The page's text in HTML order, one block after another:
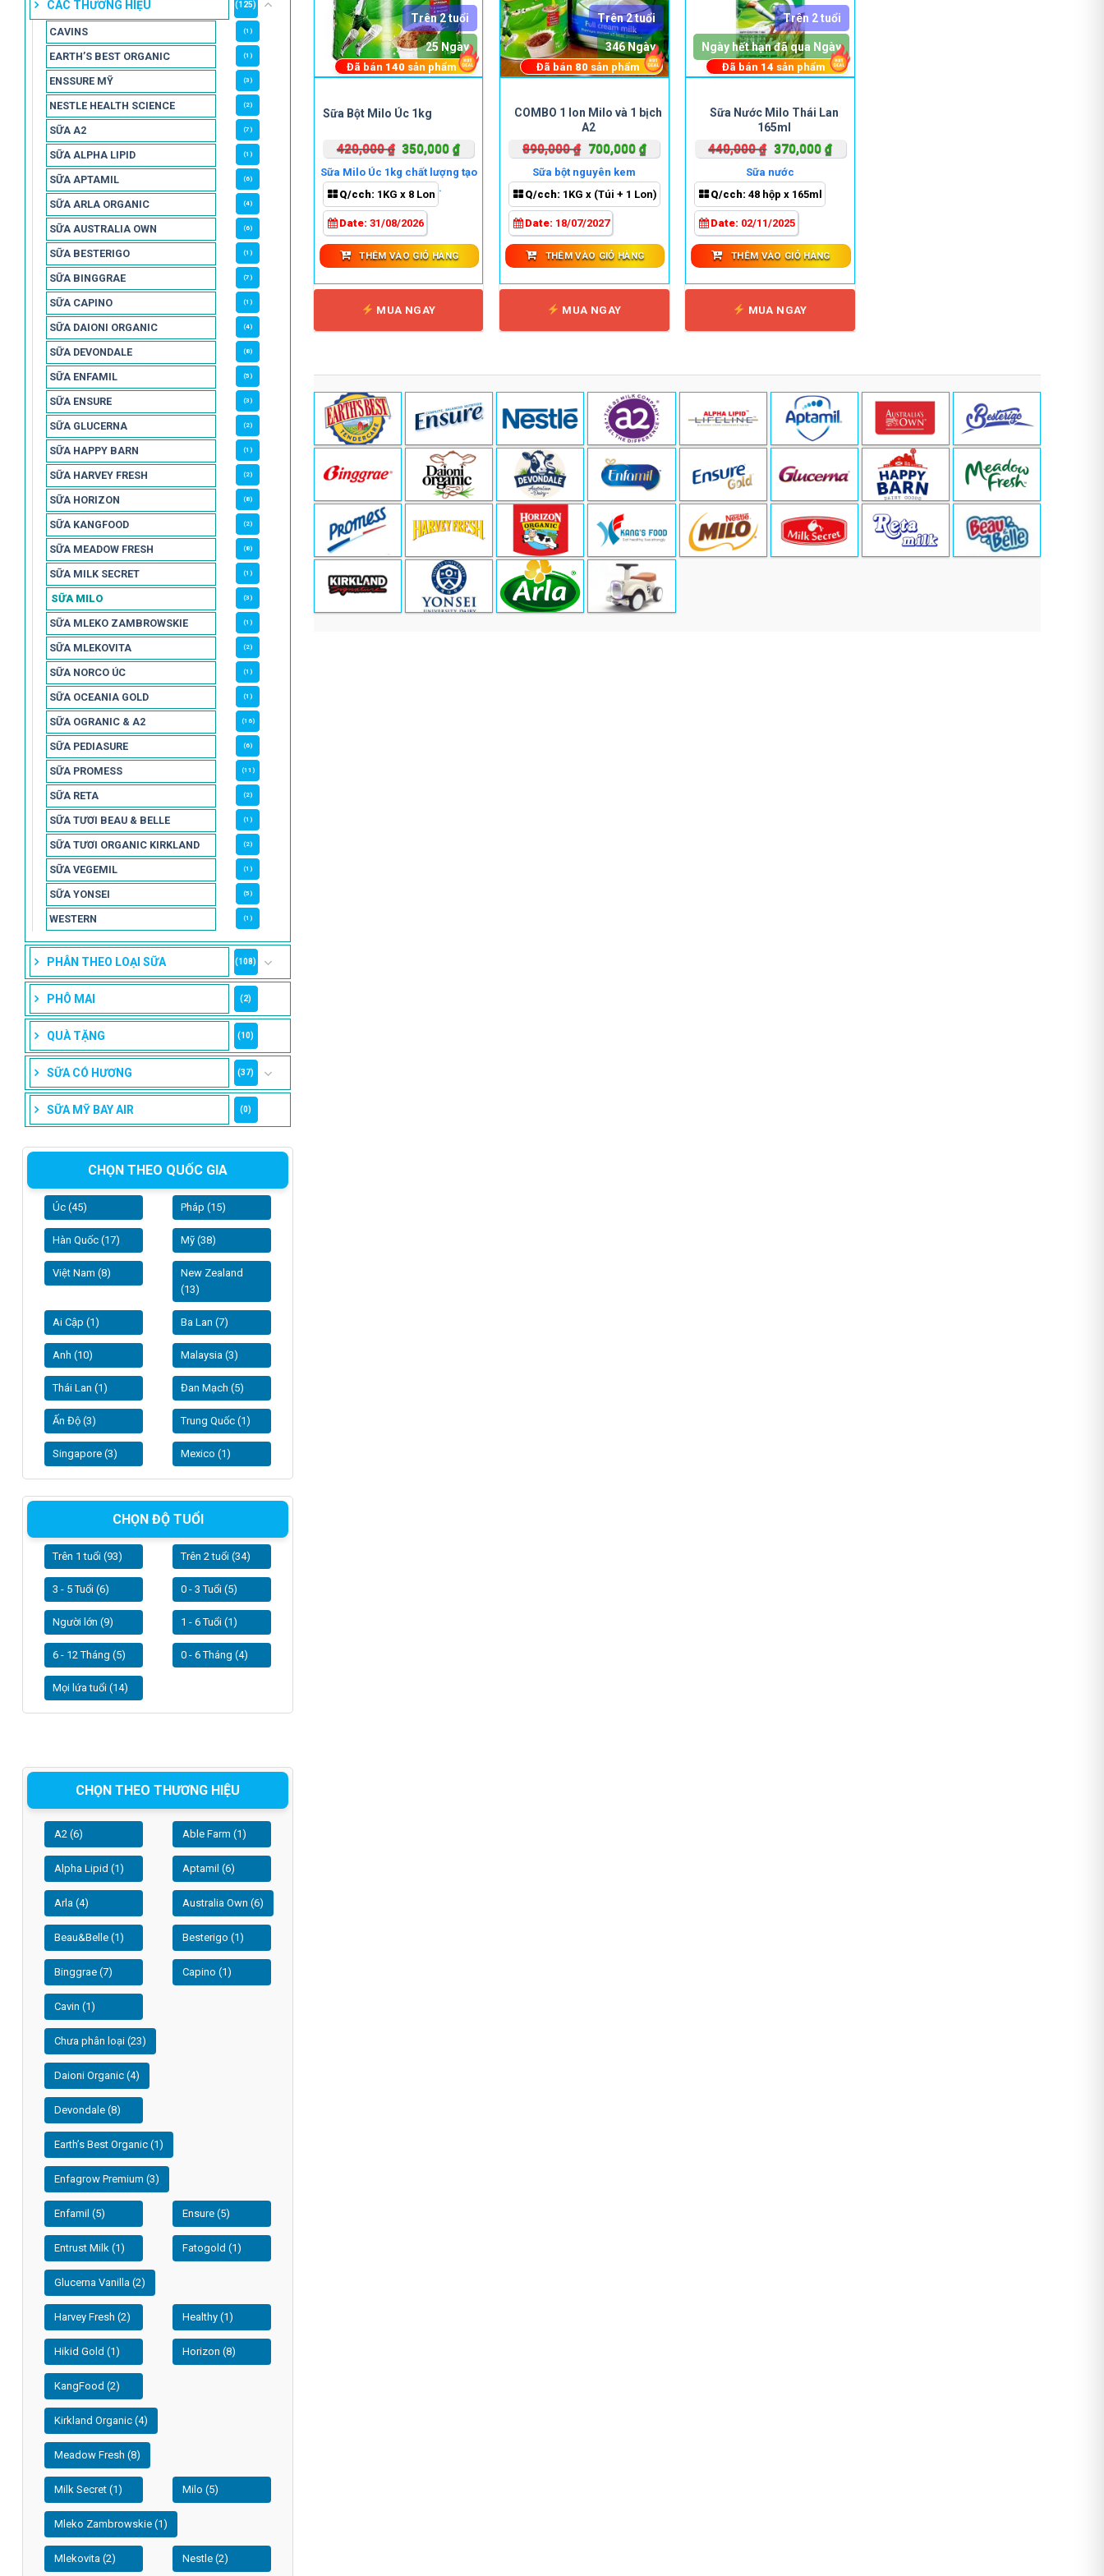
CÁC THƯƠNG HIỆU (125)
CAVINS (1)
EARTH’S BEST ORGANIC (1)
ENSSURE MỸ (3)
NESTLE HEALTH SCIENCE (2)
SỮA A2 (7)
SỮA ALPHA LIPID (1)
SỮA APTAMIL (6)
SỮA ARLA ORGANIC (4)
SỮA AUSTRALIA OWN (6)
SỮA BESTERIGO (1)
SỮA BINGGRAE (7)
SỮA CAPINO (1)
SỮA DAIONI ORGANIC (4)
SỮA DEVONDALE (8)
SỮA ENFAMIL (5)
SỮA ENSURE (3)
SỮA GLUCERNA (2)
SỮA HAPPY BARN (1)
SỮA HARVEY FRESH (2)
SỮA HORIZON (8)
SỮA KANGFOOD (2)
SỮA MEADOW FRESH (8)
SỮA MILK SECRET (1)
SỮA MILO (3)
SỮA MLEKO ZAMBROWSKIE (1)
SỮA MLEKOVITA (2)
SỮA NORCO ÚC (1)
SỮA OCEANIA GOLD (1)
SỮA OGRANIC & A2 (16)
SỮA PEDIASURE (6)
SỮA PROMESS (11)
SỮA RETA (2)
SỮA TƯƠI BEAU & BELLE (1)
SỮA TƯƠI ORGANIC KIRKLAND (2)
SỮA VEGEMIL (1)
SỮA YONSEI (5)
WESTERN (1)
PHÂN THEO LOẠI SỮA (108)
PHÔ MAI (2)
QUÀ TẶNG (10)
SỮA CÓ HƯƠNG (37)
SỮA MỸ BAY AIR (0)
CHỌN THEO QUỐC GIA
Úc (45) Pháp (15)
Hàn Quốc (17) Mỹ (38)
Việt Nam (8)
New Zealand
(13)
Ai Cập (1) Ba Lan (7)
Anh (10) Malaysia (3)
Thái Lan (1) Đan Mạch (5)
Ấn Độ (3) Trung Quốc (1)
Singapore (3) Mexico (1)
CHỌN ĐỘ TUỔI
Trên 1 tuổi (93) Trên 2 tuổi (34)
3 - 5 Tuổi (6) 0 - 3 Tuổi (5)
Người lớn (9) 1 - 6 Tuổi (1)
6 - 12 Tháng (5) 0 - 6 Tháng (4)
Mọi lứa tuổi (14)
CHỌN THEO THƯƠNG HIỆU
A2 (6) Able Farm (1)
Alpha Lipid (1) Aptamil (6)
Arla (4) Australia Own (6)
Beau&Belle (1) Besterigo (1)
Binggrae (7) Capino (1)
Cavin (1)
Chưa phân loại (23)
Daioni Organic (4)
Devondale (8)
Earth’s Best Organic (1)
Enfagrow Premium (3)
Enfamil (5) Ensure (5)
Entrust Milk (1) Fatogold (1)
Glucerna Vanilla (2)
Harvey Fresh (2) Healthy (1)
Hikid Gold (1) Horizon (8)
KangFood (2)
Kirkland Organic (4)
Meadow Fresh (8)
Milk Secret (1) Milo (5)
Mleko Zambrowskie (1)
Mlekovita (2) Nestle (2)
Sữa Bột Milo Úc 1kg
420,000₫ Giá
gốc
là:
420,000 ₫.
350,000₫Giá
hiện
350,000 ₫.
Sữa Milo Úc 1kg chất lượng tạo
nên sự khác biệt.
Q/cch: 1KG x 8 Lon
Date: 31/08/2026
Trên 2 tuổi
25 Ngày
Đã bán 140 sản phẩm
THÊM VÀO GIỎ HÀNG
MUA NGAY
COMBO 1 lon Milo và 1 bịch
A2
890,000₫ Giá
gốc
là:
890,000 ₫.
700,000 ₫Giá
tại
là:
700,000 ₫.
Sữa bột nguyên kem
Q/cch: 1KG x (Túi + 1 Lon)
Date: 18/07/2027
Trên 2 tuổi
346 Ngày
Đã bán 80sản phẩm
THÊM VÀO GIỎ HÀNG
MUA NGAY
Sữa Nước Milo Thái Lan
165ml
440,000₫ Giá
gốc
là:
440,000 ₫.
370,000 ₫Giá
Sữa nước
Q/cch:48 hộp x 165ml
Date: 02/11/2025
Trên 2 tuổi
Ngày hết hạn đã qua Ngày
Đã bán 14 sản phẩm
THÊM VÀO GIỎ HÀNG
MUA NGAY